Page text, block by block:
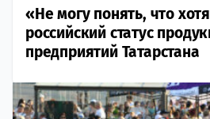
«Не могу понять, что
российский статус
предприятий Татарстана